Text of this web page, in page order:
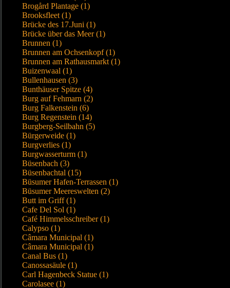
Brogård Plantage (1)
Brooksfleet (1)
Brücke des 17.Juni (1)
Brücke über das Meer (1)
Brunnen (1)
Brunnen am Ochsenkopf (1)
Brunnen am Rathausmarkt (1)
Buizenwaal (1)
Bullenhausen (3)
Bunthäuser Spitze (4)
Burg auf Fehmarn (2)
Burg Falkenstein (6)
Burg Regenstein (14)
Burgberg-Seilbahn (5)
Bürgerweide (1)
Burgverlies (1)
Burgwasserturm (1)
Büsenbach (3)
Büsenbachtal (15)
Büsumer Hafen-Terrassen (1)
Büsumer Meereswelten (2)
Butt im Griff (1)
Cafe Del Sol (1)
Café Himmelsschreiber (1)
Calypso (1)
Câmara Municipal (1)
Câmara Municipal (1)
Canal Bus (1)
Canossasäule (1)
Carl Hagenbeck Statue (1)
Carolasee (1)